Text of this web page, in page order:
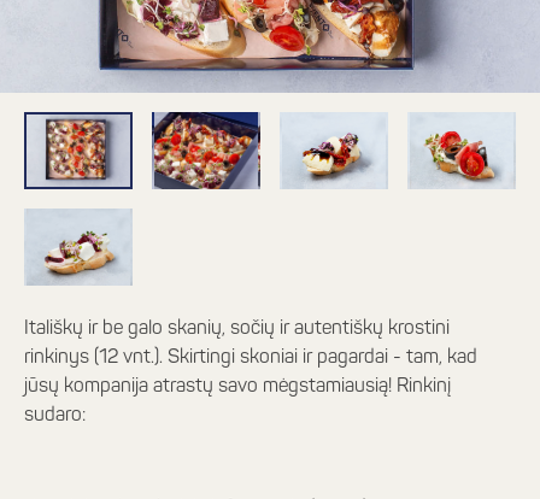
Itališkų ir be galo skanių, sočių ir autentiškų krostini
rinkinys (12 vnt.). Skirtingi skoniai ir pagardai - tam, kad
jūsų kompanija atrastų savo mėgstamiausią! Rinkinį
sudaro: